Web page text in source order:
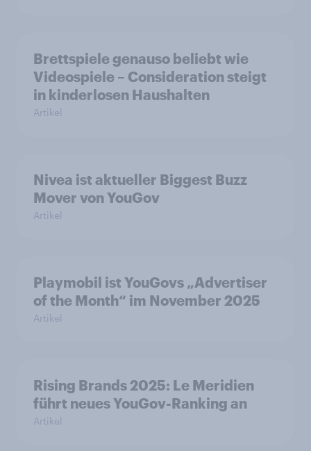
Brettspiele genauso beliebt wie
Videospiele – Consideration steigt
in kinderlosen Haushalten
Artikel
Nivea ist aktueller Biggest Buzz
Mover von YouGov
Artikel
Playmobil ist YouGovs „Advertiser
of the Month“ im November 2025
Artikel
Rising Brands 2025: Le Meridien
führt neues YouGov-Ranking an
Artikel